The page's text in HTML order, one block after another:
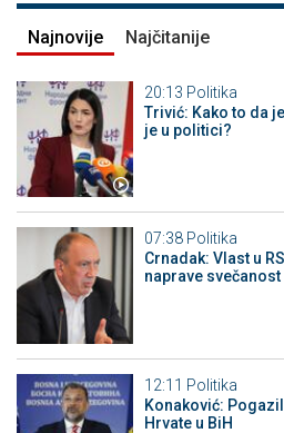
Najnovije Najčitanije
20:13 Politika
Trivić: Kako to da
je u politici?
07:38 Politika
Crnadak: Vlast u
naprave
12:11 Politika
Konaković:
Hrvate u BiH